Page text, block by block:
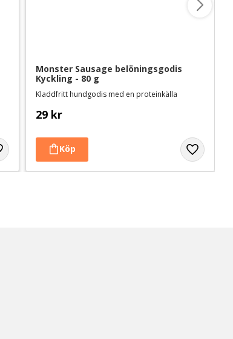
Monster Sausage belöningsgodis
Kyckling - 80 g
Kladdfritt hundgodis med en proteinkälla
29 kr